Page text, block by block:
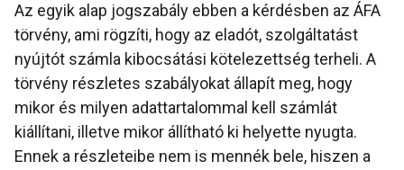
Az egyik alap jogszabály ebben a kérdésben az ÁFA
törvény, ami rögzíti, hogy az eladót, szolgáltatást
nyújtót számla kibocsátási kötelezettség terheli. A
törvény részletes szabályokat állapít meg, hogy
mikor és milyen adattartalommal kell számlát
kiállítani, illetve mikor állítható ki helyette nyugta.
Ennek a részleteibe nem is mennék bele, hiszen a